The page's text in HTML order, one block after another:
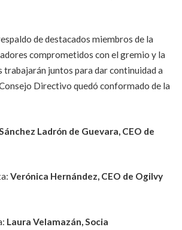
de destacados miembros de la
comprometidos con el gremio y la
trabajarán juntos para dar continuidad a
Directivo quedó conformado de la
Ladrón de Guevara, CEO de
Verónica Hernández, CEO de Ogilvy
Laura Velamazán, Socia